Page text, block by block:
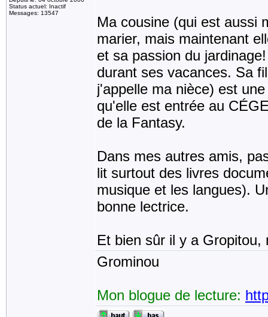
Status actuel: Inactif
Messages: 13547
Ma cousine (qui est aussi
marier, mais maintenant
et sa passion du
durant ses vacances. Sa
j'appelle ma nièce) est
qu'elle est entrée au
de la Fantasy.
Dans mes autres amis,
lit surtout des livres
musique et les langues).
bonne lectrice.
Et bien sûr il y a
Grominou
Mon blogue de lecture: